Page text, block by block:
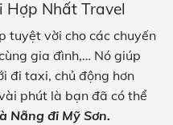
Hợp Nhất Travel
tuyệt vời cho các chuyến
gia đình,… Nó giúp
đi taxi, chủ động hơn
phút là bạn đã có thể
Nẵng đi Mỹ Sơn.